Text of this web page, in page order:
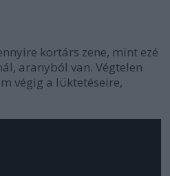
kortárs zene, mint ezé
aranyból van. Végtelen
végig a lüktetéseire,